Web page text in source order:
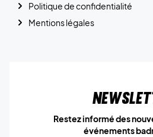
Politique de confidentialité
Mentions légales
Restez informé des
événements